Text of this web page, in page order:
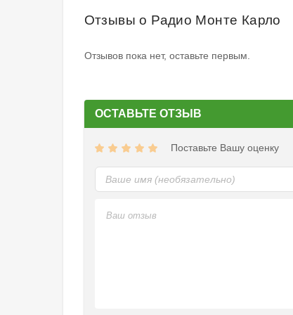
Отзывы о Радио Монте Карло
Отзывов пока нет, оставьте первым.
ОСТАВЬТЕ ОТЗЫВ
Поставьте Вашу оценку